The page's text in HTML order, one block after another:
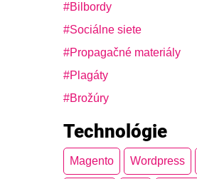
Bilbordy
Sociálne siete
Propagačné materiály
Plagáty
Brožúry
Technológie
Magento Wordpress